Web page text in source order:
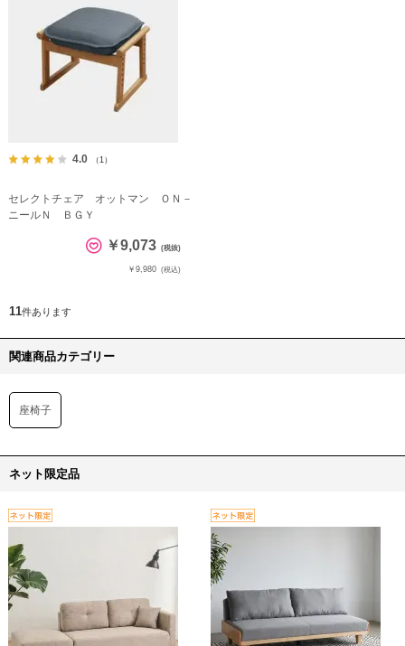
4.0 （1）
セレクトチェア オットマン ＯＮ－
ニールＮ ＢＧＹ
￥9,073 (税抜)
￥9,980 (税込)
11件あります
関連商品カテゴリー
座椅子
ネット限定品